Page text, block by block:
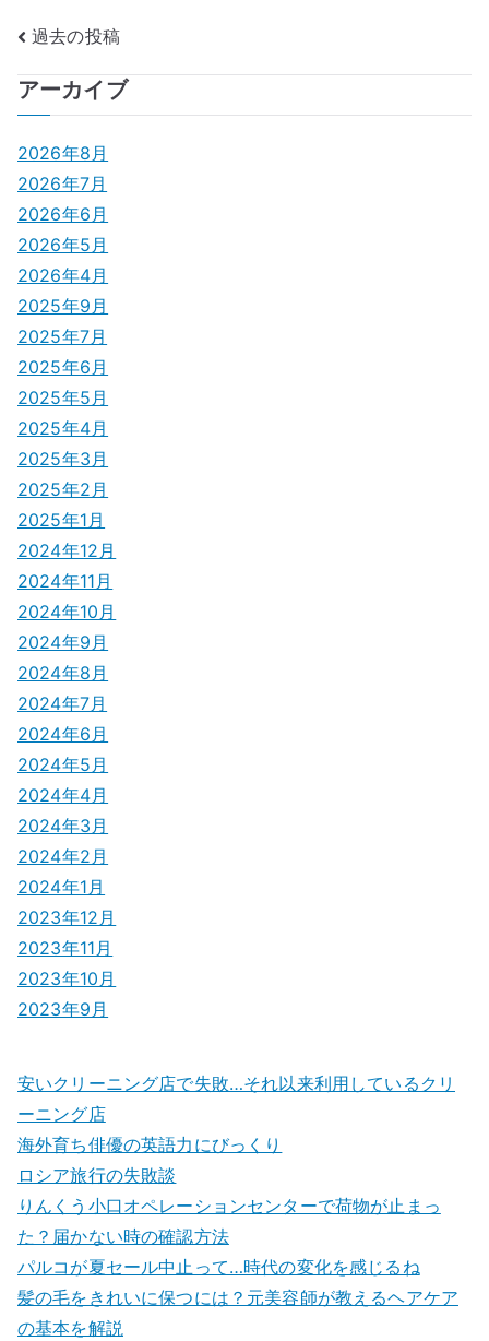
投
稿
ナ
ビ
ゲ
ー
シ
ョ
ン
過去の投稿
アーカイブ
2026年8月
2026年7月
2026年6月
2026年5月
2026年4月
2025年9月
2025年7月
2025年6月
2025年5月
2025年4月
2025年3月
2025年2月
2025年1月
2024年12月
2024年11月
2024年10月
2024年9月
2024年8月
2024年7月
2024年6月
2024年5月
2024年4月
2024年3月
2024年2月
2024年1月
2023年12月
2023年11月
2023年10月
2023年9月
安いクリーニング店で失敗…それ以来利用しているクリ
ーニング店
海外育ち俳優の英語力にびっくり
ロシア旅行の失敗談
りんくう小口オペレーションセンターで荷物が止まっ
た？届かない時の確認方法
パルコが夏セール中止って…時代の変化を感じるね
髪の毛をきれいに保つには？元美容師が教えるヘアケア
の基本を解説